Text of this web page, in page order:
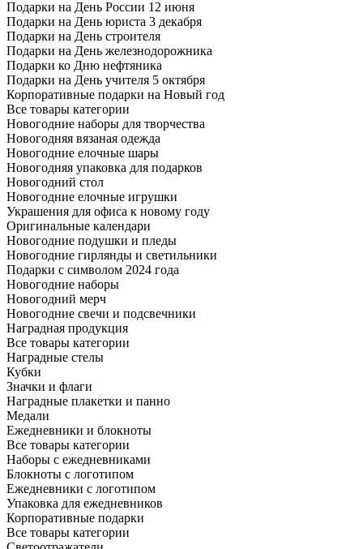
Подарки на День России 12 июня
Подарки на День юриста 3 декабря
Подарки на День строителя
Подарки на День железнодорожника
Подарки ко Дню нефтяника
Подарки на День учителя 5 октября
Корпоративные подарки на Новый год
Все товары категории
Новогодние наборы для творчества
Новогодняя вязаная одежда
Новогодние елочные шары
Новогодняя упаковка для подарков
Новогодний стол
Новогодние елочные игрушки
Украшения для офиса к новому году
Оригинальные календари
Новогодние подушки и пледы
Новогодние гирлянды и светильники
Подарки с символом 2024 года
Новогодние наборы
Новогодний мерч
Новогодние свечи и подсвечники
Наградная продукция
Все товары категории
Наградные стелы
Кубки
Значки и флаги
Наградные плакетки и панно
Медали
Ежедневники и блокноты
Все товары категории
Наборы с ежедневниками
Блокноты с логотипом
Ежедневники с логотипом
Упаковка для ежедневников
Корпоративные подарки
Все товары категории